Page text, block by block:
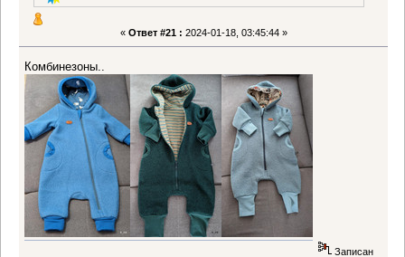
« Ответ #21 : 2024-01-18, 03:45:44 »
Комбинезоны..
Записан